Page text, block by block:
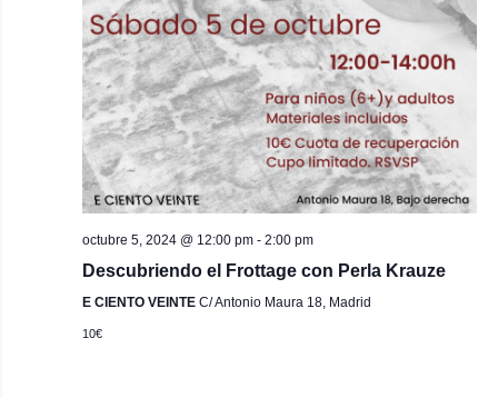
octubre 5, 2024 @ 12:00 pm- 2:00 pm
Descubriendo el Frottage con Perla Krauze
E CIENTO VEINTE C/ Antonio Maura 18, Madrid
10€